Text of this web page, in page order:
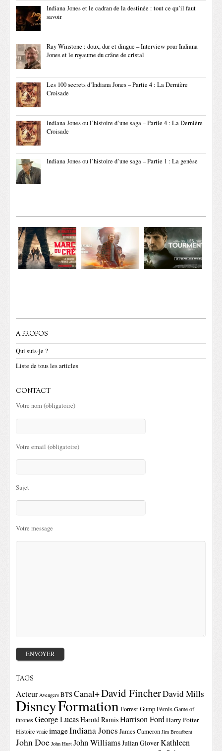
Indiana Jones et le cadran de la destinée : tout ce qu’il faut
savoir
Ray Winstone : doux, dur et dingue – Interview pour Indiana
Jones et le royaume du crâne de cristal
Les 100 secrets d’Indiana Jones – Partie 4 : La Dernière
Croisade
Indiana Jones ou l’histoire d’une saga – Partie 4 : La Dernière
Croisade
Indiana Jones ou l’histoire d’une saga – Partie 1 : La genèse
A PROPOS
Qui suis-je ?
Liste de tous les articles
CONTACT
Votre nom (obligatoire)
Votre email (obligatoire)
Sujet
Votre message
TAGS
Acteur Avengers BTSCanal+David FincherDavid Mills
DisneyFormationForrest GumpFémis Game of
thrones George LucasHarold RamisHarrison FordHarry Potter
Histoire vraie imageIndiana Jones James Cameron Jim Broadbent
John Doe John Hurt John WilliamsJulian GloverKathleen